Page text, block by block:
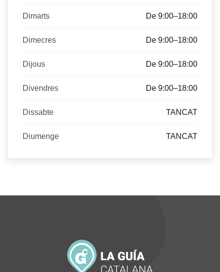
Dimarts De 9:00–18:00
Dimecres De 9:00–18:00
Dijous De 9:00–18:00
Divendres De 9:00–18:00
Dissabte TANCAT
Diumenge TANCAT